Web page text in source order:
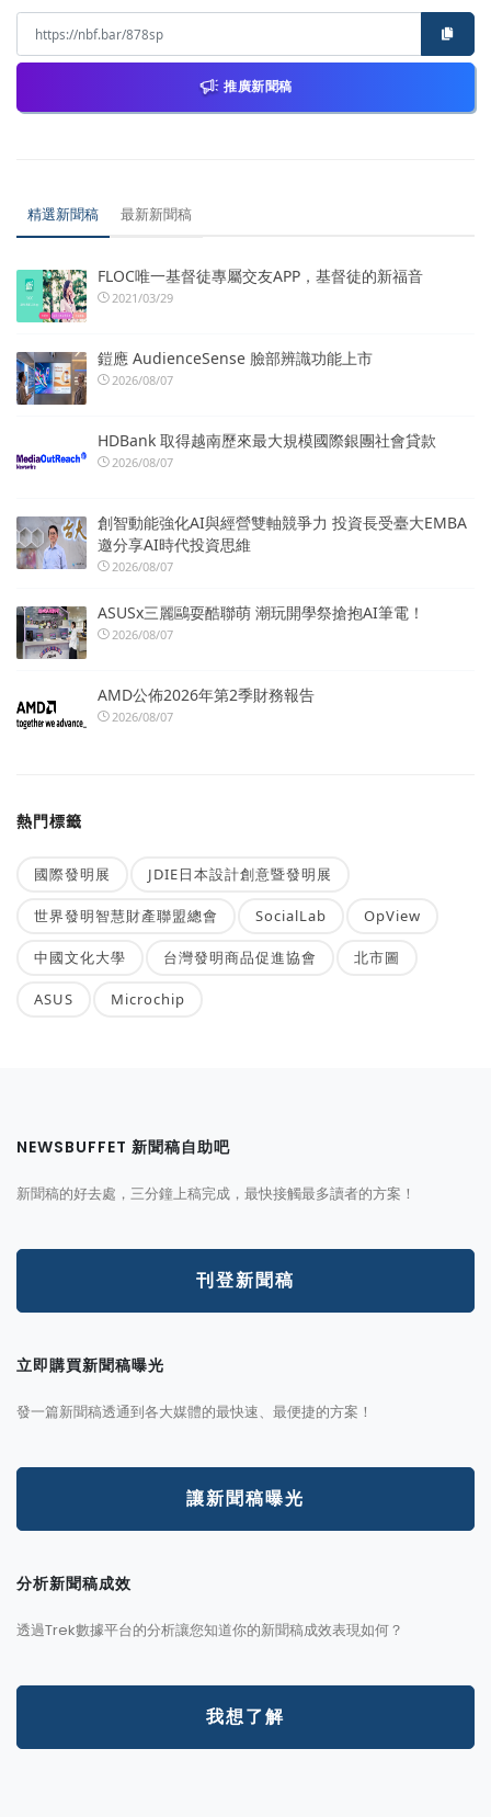
推廣新聞稿
精選新聞稿 最新新聞稿
FLOC唯一基督徒專屬交友APP，基督徒的新福音
2021/03/29
鎧應 AudienceSense 臉部辨識功能上市
2026/08/07
HDBank 取得越南歷來最大規模國際銀團社會貸款
2026/08/07
創智動能強化AI與經營雙軸競爭力 投資長受臺大EMBA
邀分享AI時代投資思維
2026/08/07
ASUSx三麗鷗耍酷聯萌 潮玩開學祭搶抱AI筆電！
2026/08/07
AMD公佈2026年第2季財務報告
2026/08/07
熱門標籤
國際發明展 JDIE日本設計創意暨發明展
世界發明智慧財產聯盟總會 SocialLab OpView
中國文化大學 台灣發明商品促進協會 北市圖
ASUS Microchip
NEWSBUFFET 新聞稿自助吧
新聞稿的好去處，三分鐘上稿完成，最快接觸最多讀者的方案！
刊登新聞稿
立即購買新聞稿曝光
發一篇新聞稿透通到各大媒體的最快速、最便捷的方案！
讓新聞稿曝光
分析新聞稿成效
透過Trek數據平台的分析讓您知道你的新聞稿成效表現如何？
我想了解